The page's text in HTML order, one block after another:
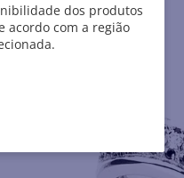
dos produtos
acordo com a região